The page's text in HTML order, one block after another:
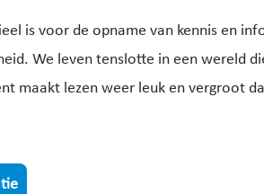
is voor de opname van kennis en
We leven tenslotte in een wereld
maakt lezen weer leuk en vergroot